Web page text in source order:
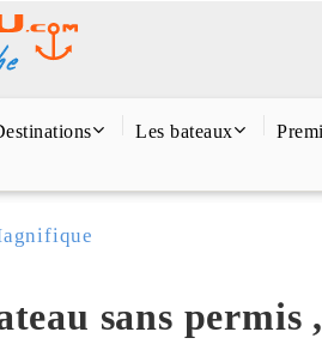
Les bateaux
sans